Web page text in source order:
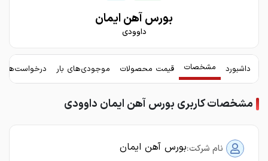
بورس آهن ایمان
داوودی
داشبورد مشخصات قیمت محصولات موجودی‌های بار
مشخصات کاربری بورس آهن ایمان داوودی
نام شرکت:بورس آهن ایمان